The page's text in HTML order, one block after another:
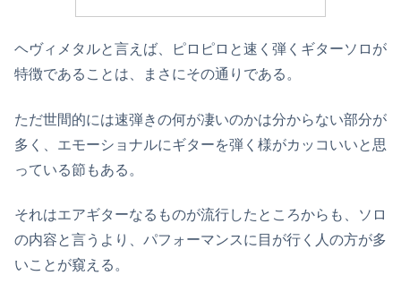
ヘヴィメタルと言えば、ピロピロと速く弾くギターソロが
特徴であることは、まさにその通りである。
ただ世間的には速弾きの何が凄いのかは分からない部分が
多く、エモーショナルにギターを弾く様がカッコいいと思
っている節もある。
それはエアギターなるものが流行したところからも、ソロ
の内容と言うより、パフォーマンスに目が行く人の方が多
いことが窺える。